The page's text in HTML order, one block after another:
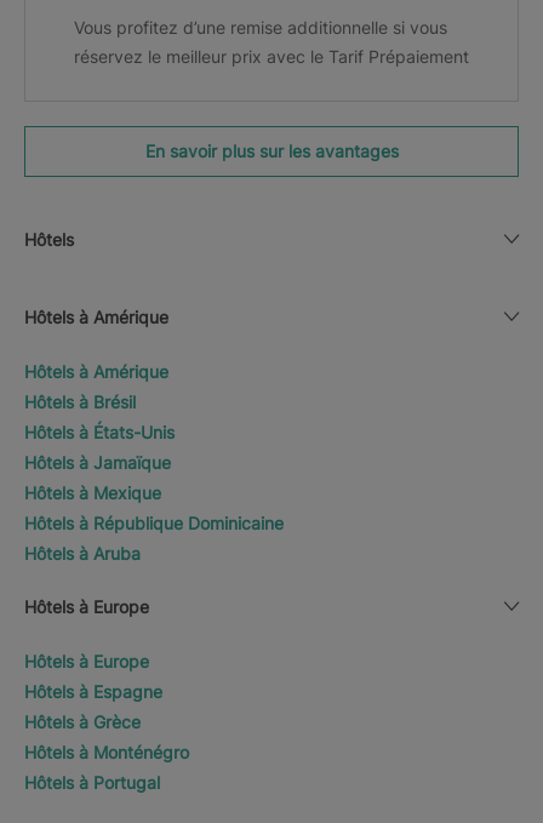
Vous profitez d’une remise additionnelle si vous
réservez le meilleur prix avec le Tarif Prépaiement
En savoir plus sur les avantages
Hôtels
Hôtels à Amérique
Hôtels à Amérique
Hôtels à Brésil
Hôtels à États-Unis
Hôtels à Jamaïque
Hôtels à Mexique
Hôtels à République Dominicaine
Hôtels à Aruba
Hôtels à Europe
Hôtels à Europe
Hôtels à Espagne
Hôtels à Grèce
Hôtels à Monténégro
Hôtels à Portugal